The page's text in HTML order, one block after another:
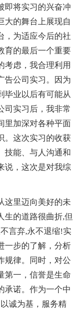
即将实习的兴奋冲
大的舞台上展现自
，为适应今后的社
育的最后一个重要
考虑，我合理利用
告公司实习。因为
毕业以后有可能从
司实习后，我非常
里加深对各种平面
。这次实习的收获
技能、与人沟通和
说，这次是对我综
里迈向美好的未
生的道路很曲折,但
言弃,永不退缩!实
一步的了解，分析
规律。同时，对公
第一，信誉是生命
承诺。作为一个中
诚为基，服务精